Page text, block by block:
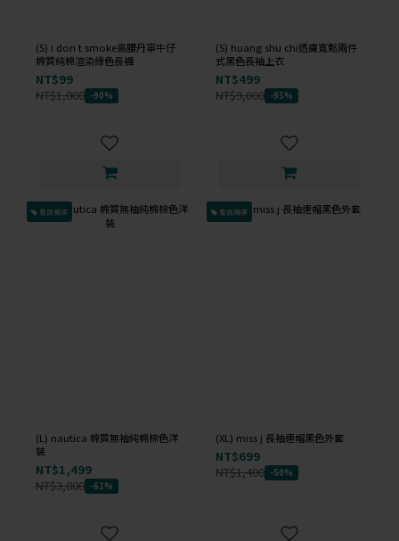
(S) i don t smoke高腰丹寧牛仔
棉質純棉渲染綠色長褲
NT$99
NT$1,000 -90%
(S) huang shu chi透膚寬鬆兩件
式黑色長袖上衣
NT$499
NT$9,000 -95%
會員獨享
(L) nautica 棉質無袖純棉棕色洋
裝
NT$1,499
NT$3,800 -61%
會員獨享
(XL) miss j 長袖連帽黑色外套
NT$699
NT$1,400 -50%